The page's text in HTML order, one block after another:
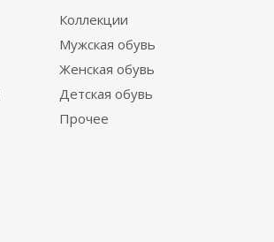
Коллекции
Мужская обувь
Женская обувь
Детская обувь
Прочее